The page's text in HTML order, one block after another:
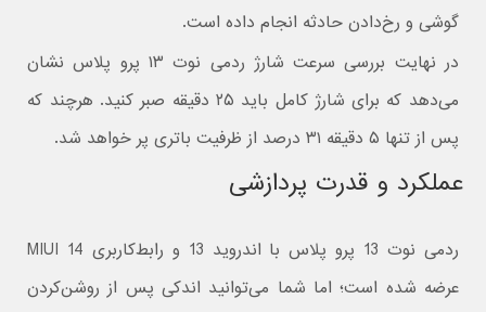
گوشی و رخ‌دادن حادثه انجام داده است.
در نهایت بررسی سرعت شارژ ردمی نوت ۱۳ پرو پلاس نشان
می‌دهد که برای شارژ کامل باید ۲۵ دقیقه صبر کنید. هرچند که
پس از تنها ۵ دقیقه ۳۱ درصد از ظرفیت باتری پر خواهد شد.
عملکرد و قدرت پردازشی
ردمی نوت 13 پرو پلاس با اندروید 13 و رابط‌کاربری MIUI 14
عرضه شده است؛ اما شما می‌توانید اندکی پس از روشن‌کردن